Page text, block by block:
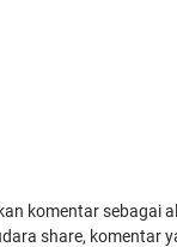
komentar sebagai
share, komentar